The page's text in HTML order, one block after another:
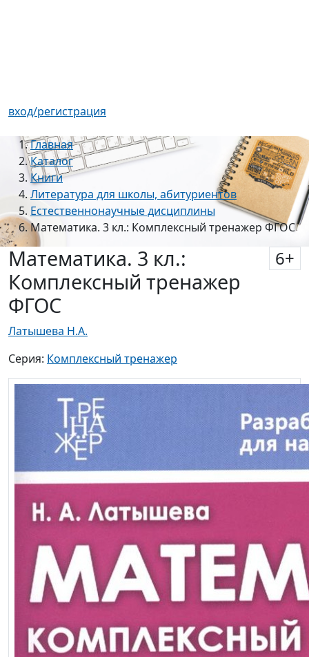
вход/регистрация
Главная
Каталог
Книги
Литература для школы, абитуриентов
Естественнонаучные дисциплины
Математика. 3 кл.: Комплексный тренажер ФГОС
Математика. 3 кл.:
Комплексный тренажер
ФГОС
6+
Латышева Н.А.
Серия: Комплексный тренажер